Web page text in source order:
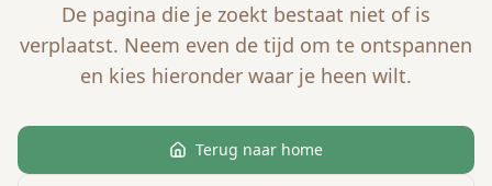
De pagina die je zoekt bestaat niet of is
verplaatst. Neem even de tijd om te ontspannen
en kies hieronder waar je heen wilt.
Terug naar home